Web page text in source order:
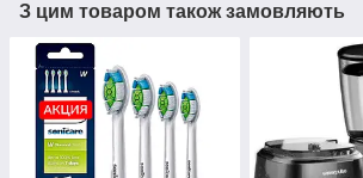
З цим товаром також замовляють